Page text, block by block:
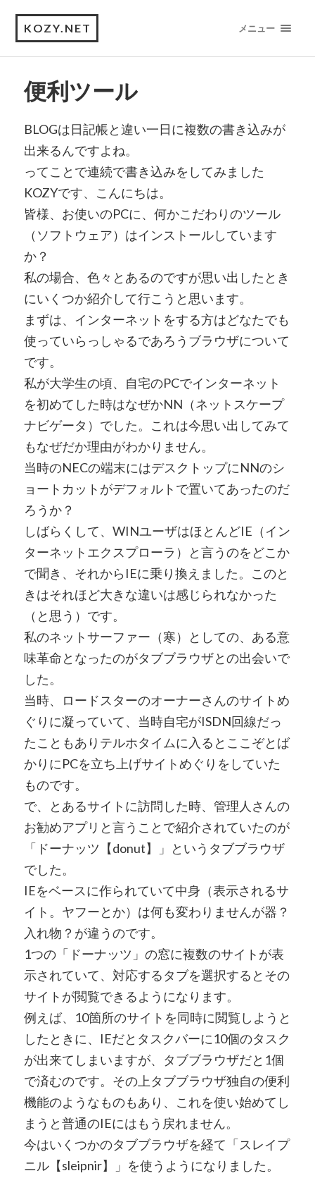
KOZY.NET メニュー
便利ツール
BLOGは日記帳と違い一日に複数の書き込みが
出来るんですよね。
ってことで連続で書き込みをしてみました
KOZYです、こんにちは。
皆様、お使いのPCに、何かこだわりのツール
（ソフトウェア）はインストールしています
か？
私の場合、色々とあるのですが思い出したとき
にいくつか紹介して行こうと思います。
まずは、インターネットをする方はどなたでも
使っていらっしゃるであろうブラウザについて
です。
私が大学生の頃、自宅のPCでインターネット
を初めてした時はなぜかNN（ネットスケープ
ナビゲータ）でした。これは今思い出してみて
もなぜだか理由がわかりません。
当時のNECの端末にはデスクトップにNNのシ
ョートカットがデフォルトで置いてあったのだ
ろうか？
しばらくして、WINユーザはほとんどIE（イン
ターネットエクスプローラ）と言うのをどこか
で聞き、それからIEに乗り換えました。このと
きはそれほど大きな違いは感じられなかった
（と思う）です。
私のネットサーファー（寒）としての、ある意
味革命となったのがタブブラウザとの出会いで
した。
当時、ロードスターのオーナーさんのサイトめ
ぐりに凝っていて、当時自宅がISDN回線だっ
たこともありテルホタイムに入るとここぞとば
かりにPCを立ち上げサイトめぐりをしていた
ものです。
で、とあるサイトに訪問した時、管理人さんの
お勧めアプリと言うことで紹介されていたのが
「ドーナッツ【donut】」というタブブラウザ
でした。
IEをベースに作られていて中身（表示されるサ
イト。ヤフーとか）は何も変わりませんが器？
入れ物？が違うのです。
1つの「ドーナッツ」の窓に複数のサイトが表
示されていて、対応するタブを選択するとその
サイトが閲覧できるようになります。
例えば、10箇所のサイトを同時に閲覧しようと
したときに、IEだとタスクバーに10個のタスク
が出来てしまいますが、タブブラウザだと1個
で済むのです。その上タブブラウザ独自の便利
機能のようなものもあり、これを使い始めてし
まうと普通のIEにはもう戻れません。
今はいくつかのタブブラウザを経て「スレイプ
ニル【sleipnir】」を使うようになりました。